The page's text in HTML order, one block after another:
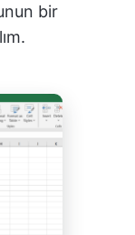
bir